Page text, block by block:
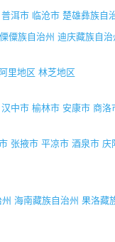
普洱市 临沧市 楚雄彝族自
僳族自治州 迪庆藏族自治
阿里地区 林芝地区
汉中市 榆林市 安康市 商洛
张掖市 平凉市 酒泉市 庆
海南藏族自治州 果洛藏